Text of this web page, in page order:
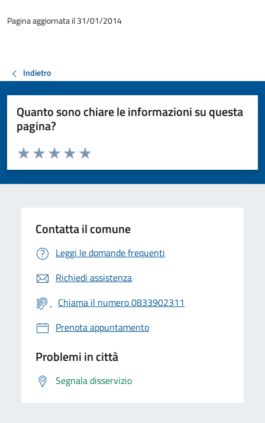
Pagina aggiornata il 31/01/2014
Indietro
Quanto sono chiare le informazioni su questa
pagina?
Valuta da 1 a 5 stelle la pagina
Valuta 5 stelle su 5
Valuta 4 stelle su 5
Valuta 3 stelle su 5
Valuta 2 stelle su 5
Valuta 1 stelle su 5
Contatta il comune
Leggi le domande frequenti
Richiedi assistenza
Chiama il numero 0833902311
Prenota appuntamento
Problemi in città
Segnala disservizio